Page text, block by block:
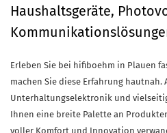
Haushaltsgeräte,
Erleben Sie bei hifiboehm in Plauen
machen Sie diese Erfahrung
Unterhaltungselektronik und
Ihnen eine breite Palette an
voller Komfort und Innovation